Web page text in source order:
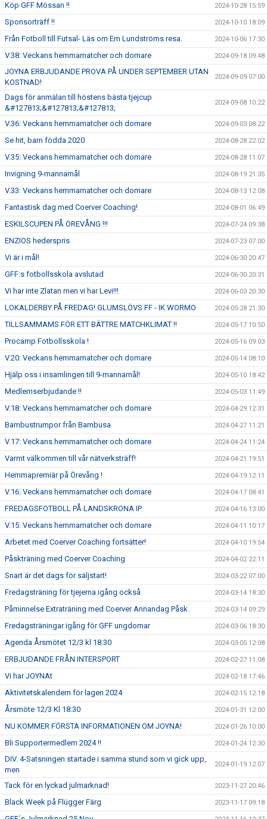
Köp GFF Mössan !! 2024-10-28 15:59
Sponsorträff !! 2024-10-10 18:09
Från Fotboll till Futsal- Läs om Em Lundströms resa. 2024-10-06 17:30
V.38: Veckans hemmamatcher och domare 2024-09-18 09:48
JOYNA ERBJUDANDE PROVA PÅ UNDER SEPTEMBER UTAN
KOSTNAD!
2024-09-09 07:00
Dags för anmälan till höstens bästa tjejcup
&#127813;&#127813;&#127813;
2024-09-08 10:22
V.36: Veckans hemmamatcher och domare 2024-09-03 08:22
Se hit, barn födda 2020 2024-08-28 22:02
V.35: Veckans hemmamatcher och domare 2024-08-28 11:07
Invigning 9-mannamål 2024-08-19 21:35
V.33: Veckans hemmamatcher och domare 2024-08-13 12:08
Fantastisk dag med Coerver Coaching! 2024-08-01 06:49
ESKILSCUPEN PÅ ÖREVÅNG !!! 2024-07-24 09:38
ENZIOS hederspris 2024-07-23 07:00
Vi är i mål! 2024-06-30 20:47
GFF:s fotbollsskola avslutad 2024-06-30 20:31
Vi har inte Zlatan men vi har Levi!!! 2024-06-03 20:30
LOKALDERBY PÅ FREDAG! GLUMSLÖVS FF - IK WORMO 2024-05-28 21:30
TILLSAMMAMS FÖR ETT BÄTTRE MATCHKLIMAT !! 2024-05-17 10:50
Procamp Fotbollsskola ! 2024-05-16 09:03
V.20: Veckans hemmamatcher och domare 2024-05-14 08:10
Hjälp oss i insamlingen till 9-mannamål! 2024-05-10 18:42
Medlemserbjudande !! 2024-05-03 11:49
V.18: Veckans hemmamatcher och domare 2024-04-29 12:31
Bambustrumpor från Bambusa 2024-04-27 11:21
V.17: Veckans hemmamatcher och domare 2024-04-24 11:24
Varmt välkommen till vår nätverksträff! 2024-04-21 19:51
Hemmapremiär på Örevång ! 2024-04-19 12:11
V.16: Veckans hemmamatcher och domare 2024-04-17 08:41
FREDAGSFOTBOLL PÅ LANDSKRONA IP 2024-04-16 13:00
V.15: Veckans hemmamatcher och domare 2024-04-11 10:17
Arbetet med Coerver Coaching fortsätter! 2024-04-10 19:54
Påskträning med Coerver Coaching 2024-04-02 22:11
Snart är det dags för säljstart! 2024-03-22 07:00
Fredagsträning för tjejerna igång också 2024-03-14 18:30
Påminnelse Extraträning med Coerver Annandag Påsk 2024-03-14 09:29
Fredagsträningar igång för GFF ungdomar 2024-03-06 18:30
Agenda Årsmötet 12/3 kl 18:30 2024-03-05 12:08
ERBJUDANDE FRÅN INTERSPORT 2024-02-27 11:08
Vi har JOYNAt 2024-02-18 17:46
Aktivitetskalendern för lagen 2024 2024-02-15 12:18
Årsmöte 12/3 Kl 18:30 2024-01-31 12:00
NU KOMMER FÖRSTA INFORMATIONEN OM JOYNA! 2024-01-26 10:00
Bli Supportermedlem 2024 !! 2024-01-24 12:30
DIV. 4-Satsningen startade i samma stund som vi gick upp,
men
2024-01-19 12:07
Tack för en lyckad julmarknad! 2023-11-27 20:46
Black Week på Flügger Färg 2023-11-17 09:18